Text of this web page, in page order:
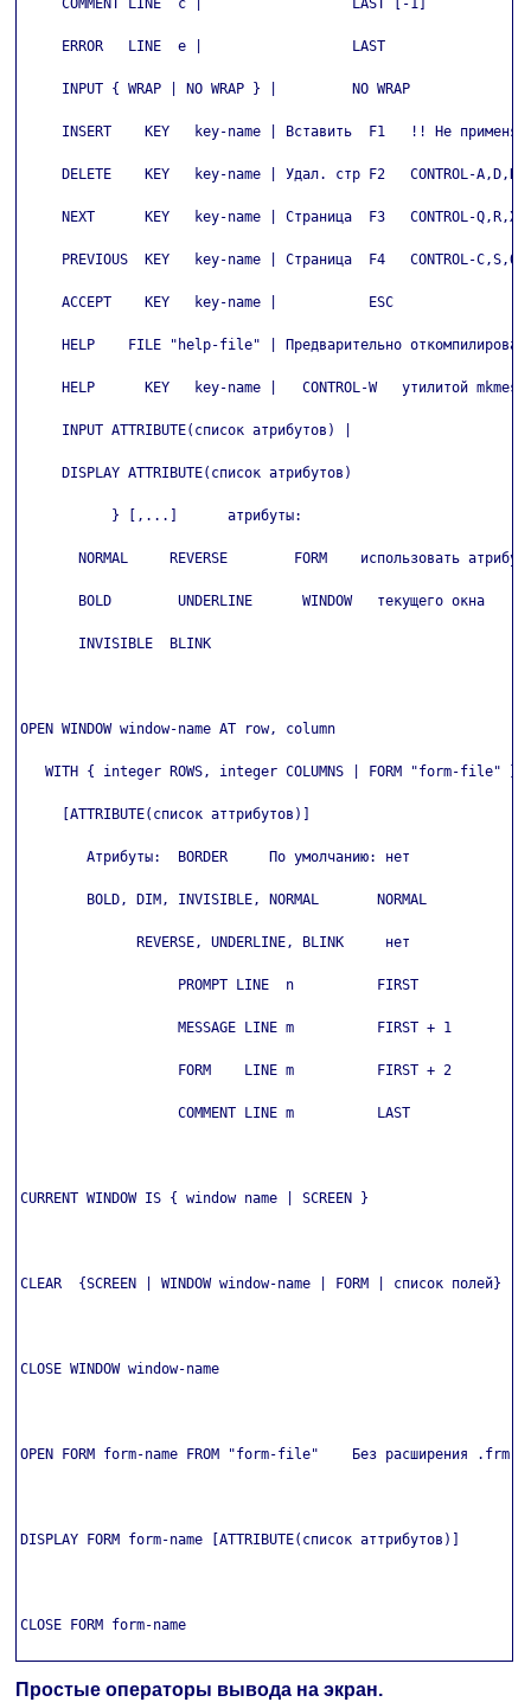
     COMMENT LINE  c |                  LAST [-1]
     ERROR   LINE  e |                  LAST
     INPUT { WRAP | NO WRAP } |         NO WRAP
INSERT    KEY   key-name | Вставить  F1   !! Не
DELETE    KEY   key-name | Удал. стр F2   CONTROL-
NEXT      KEY   key-name | Страница  F3   CONTROL-
PREVIOUS  KEY   key-name | Страница  F4   CONTROL-
     ACCEPT    KEY   key-name |           ESC
HELP    FILE "help-file" | Предварительно
HELP      KEY   key-name |   CONTROL-W   утилитой
     INPUT ATTRIBUTE(список атрибутов) |
     DISPLAY ATTRIBUTE(список атрибутов)
           } [,...]      атрибуты:
NORMAL     REVERSE        FORM    использовать
       BOLD        UNDERLINE      WINDOW   текущего окна
       INVISIBLE  BLINK
OPEN WINDOW window-name AT row, column
   WITH { integer ROWS, integer COLUMNS | FORM "form-file" }
     [ATTRIBUTE(список аттрибутов)]
        Атрибуты:  BORDER     По умолчанию: нет
        BOLD, DIM, INVISIBLE, NORMAL       NORMAL
              REVERSE, UNDERLINE, BLINK     нет
                   PROMPT LINE  n          FIRST
                   MESSAGE LINE m          FIRST + 1
                   FORM    LINE m          FIRST + 2
                   COMMENT LINE m          LAST
CURRENT WINDOW IS { window name | SCREEN }
CLEAR  {SCREEN | WINDOW window-name | FORM | список полей}
CLOSE WINDOW window-name
OPEN FORM form-name FROM "form-file"    Без расширения .frm
DISPLAY FORM form-name [ATTRIBUTE(список аттрибутов)]
CLOSE FORM form-name
Простые операторы вывода на экран.